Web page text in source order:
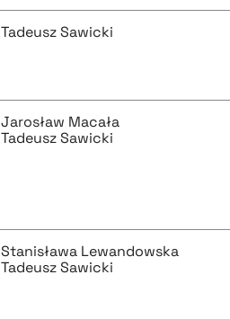
Tadeusz Sawicki
Jarosław Macała
Tadeusz Sawicki
Stanisława Lewandowska
Tadeusz Sawicki